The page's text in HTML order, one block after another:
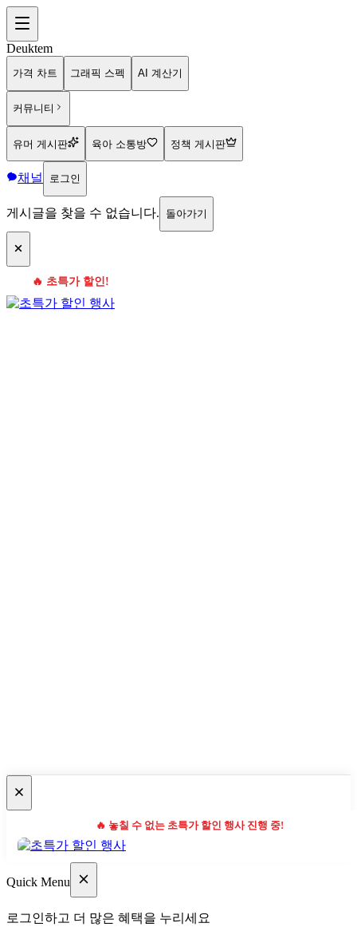
Deuktem
가격 차트 그래픽 스펙 AI 계산기
커뮤니티
유머 게시판 육아 소통방 정책 게시판
채널 로그인
게시글을 찾을 수 없습니다. 돌아가기
🔥 초특가 할인!
🔥 놓칠 수 없는 초특가 할인 행사 진행 중!
Quick Menu
로그인하고 더 많은 혜택을 누리세요